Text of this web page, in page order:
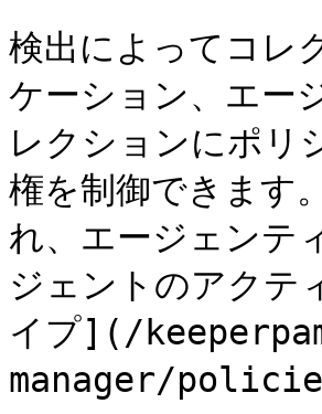
検出によってコレ
ケーション、エー
レクションにポリ
権を制御できます
れ、エージェンテ
ジェントのアクテ
イプ](/
manager/